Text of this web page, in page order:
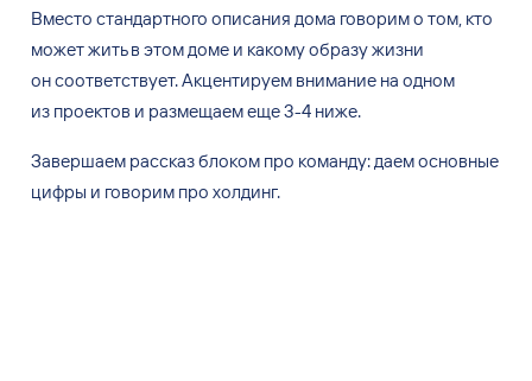
Вместо стандартного описания дома говорим о том, кто
может жить в этом доме и какому образу жизни
онсоответствует. Акцентируем внимание на одном
из проектов и размещаем еще 3-4 ниже.
Завершаем рассказ блоком про команду: даем основные
цифры и говорим про холдинг.